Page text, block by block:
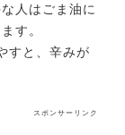
人はごま油に
す。
すと、辛みが
スポンサーリンク